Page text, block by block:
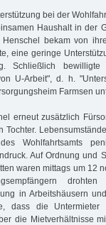
bei der
Haushalt in der
bekam von
eine geringe
Schließlich bewilligte
U-Arbeit", d. h.
Farmsen
erneut zusätzlich
Wohlfahrtsamts
Auf Ordnung und
waren mittags um 12
in Arbeitshäusern
dass die Untermieter
die Mietverhältnisse